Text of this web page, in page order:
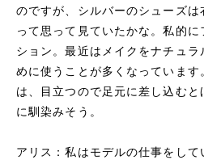
のですが、シルバーのシューズは
って思って見ていたかな。私的
ション。最近はメイクをナチュ
めに使うことが多くなっています
は、目立つので足元に差し込むと
に馴染みそう。
アリス：私はモデルの仕事をし